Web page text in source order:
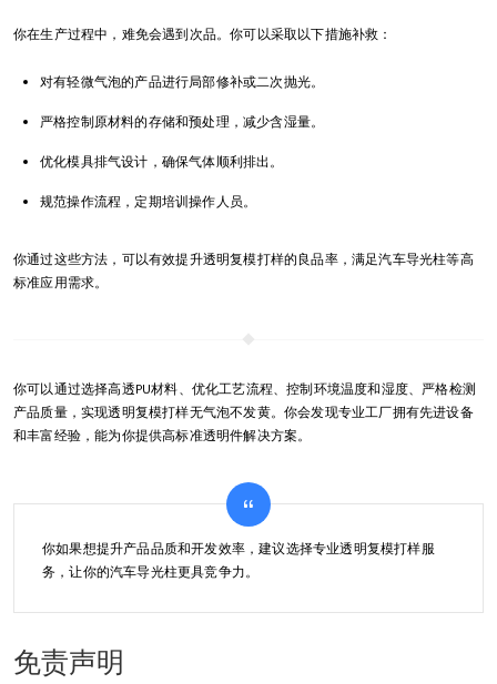
你在生产过程中，难免会遇到次品。你可以采取以下措施补救：
对有轻微气泡的产品进行局部修补或二次抛光。
严格控制原材料的存储和预处理，减少含湿量。
优化模具排气设计，确保气体顺利排出。
规范操作流程，定期培训操作人员。
你通过这些方法，可以有效提升透明复模打样的良品率，满足汽车导光柱等高
标准应用需求。
你可以通过选择高透PU材料、优化工艺流程、控制环境温度和湿度、严格检测
产品质量，实现透明复模打样无气泡不发黄。你会发现专业工厂拥有先进设备
和丰富经验，能为你提供高标准透明件解决方案。
你如果想提升产品品质和开发效率，建议选择专业透明复模打样服
务，让你的汽车导光柱更具竞争力。
免责声明